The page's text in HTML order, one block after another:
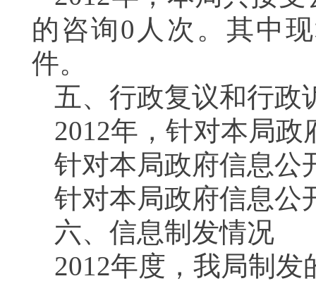
的咨询0人次。其中
件。
五、行政复议和行政
2012年，针对本局
针对本局政府信息公
针对本局政府信息公
六、信息制发情况
2012年度，我局制